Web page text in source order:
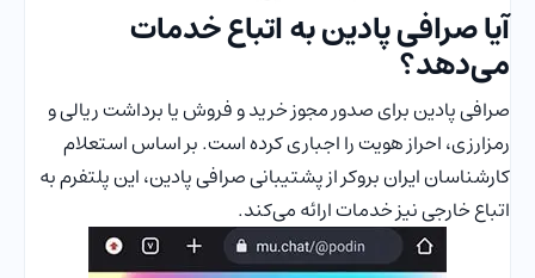
آیا صرافی پادین به اتباع خدمات
می‌دهد؟
صرافی پادین برای صدور مجوز خرید و فروش یا برداشت ریالی و
رمزارزی، احراز هویت را اجباری کرده است. بر اساس استعلام
کارشناسان ایران بروکر از پشتیبانی صرافی پادین، این پلتفرم به
اتباع خارجی نیز خدمات ارائه می‌کند.